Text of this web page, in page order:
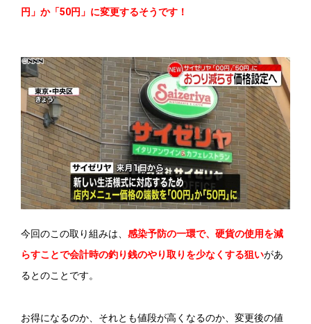
円」か「50円」に変更するそうです！
今回のこの取り組みは、 感染予防の一環で、硬貨の使用を減
らすことで会計時の釣り銭のやり取りを少なくする狙いがあ
るとのことです。
お得になるのか、それとも値段が高くなるのか、変更後の値